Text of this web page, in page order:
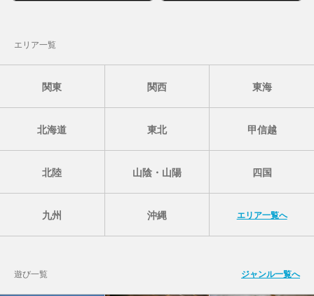
エリア一覧
関東 関西 東海
北海道 東北 甲信越
北陸 山陰・山陽 四国
九州 沖縄 エリア一覧へ
遊び一覧 ジャンル一覧へ